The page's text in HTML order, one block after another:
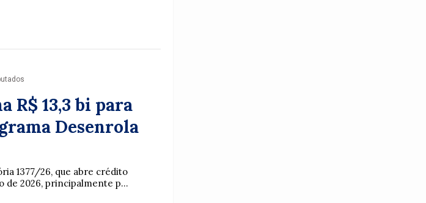
R$ 13,3 bi para
Desenrola
1377/26, que abre crédito
de 2026, principalmente p...